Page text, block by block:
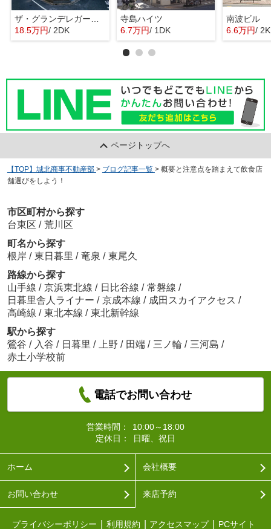
18.5万円/ 2DK
寺島ハイツ
6.7万円/ 1DK
南波ビル
6.6万円/ 2K
ページトップへ
【TOP】城北商事不動産部 > ブログ記事一覧 > 概要と注意点を踏まえて飲食店
舗選びをしよう！
市区町村から探す
台東区 / 荒川区
町名から探す
根岸 / 東日暮里 / 竜泉 / 東尾久
路線から探す
山手線 / 京浜東北線 / 日比谷線 / 常磐線 /
日暮里舎人ライナー / 京成本線 / 成田スカイアクセス /
高崎線 / 東北本線 / 東北新幹線
駅から探す
鶯谷 / 入谷 / 日暮里 / 上野 / 田端 / 三ノ輪 / 三河島 /
赤土小学校前
電話でお問い合わせ
営業時間：
10:00～18:00
定休日：
日曜、祝日
ホーム 会社概要
お問い合わせ 来店予約
プライバシーポリシー 利用規約 アクセスマップ PCサイト